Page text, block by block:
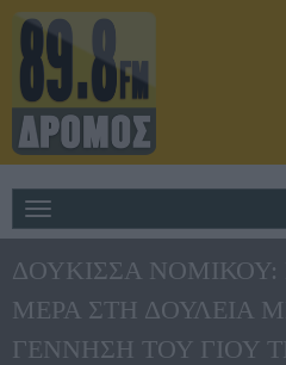
ΔΟΥΚΙΣΣΑ
ΜΕΡΑ ΣΤΗ ΔΟΥΛΕΙΑ
ΓΕΝΝΗΣΗ ΤΟΥ ΓΙΟΥ